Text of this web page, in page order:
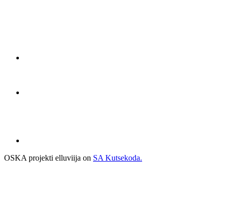
OSKA projekti elluviija on SA Kutsekoda.